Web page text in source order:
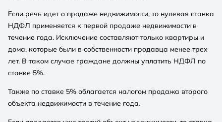
Если речь идет о продаже недвижимости, то нулевая ставка
НДФЛ применяется к первой продаже недвижимости в
течение года. Исключение составляют только квартиры и
дома, которые были в собственности продавца менее трех
лет. В таком случае граждане должны уплатить НДФЛ по
ставке 5%.
Также по ставке 5% облагается налогом продажа второго
объекта недвижимости в течение года.